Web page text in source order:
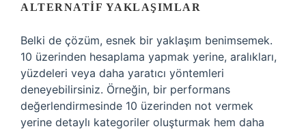
ALTERNATIF YAKLAŞIMLAR
Belki de çözüm, esnek bir yaklaşım benimsemek.
10 üzerinden hesaplama yapmak yerine, aralıkları,
yüzdeleri veya daha yaratıcı yöntemleri
deneyebilirsiniz. Örneğin, bir performans
değerlendirmesinde 10 üzerinden not vermek
yerine detaylı kategoriler oluşturmak hem daha